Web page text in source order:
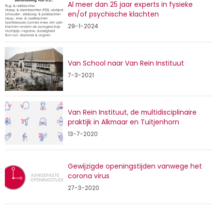
Al meer dan 25 jaar experts in fysieke
en/of psychische klachten
29-1-2024
Van School naar Van Rein Instituut
7-3-2021
Van Rein Instituut, de multidisciplinaire
praktijk in Alkmaar en Tuitjenhorn
13-7-2020
Gewijzigde openingstijden vanwege het
corona virus
27-3-2020